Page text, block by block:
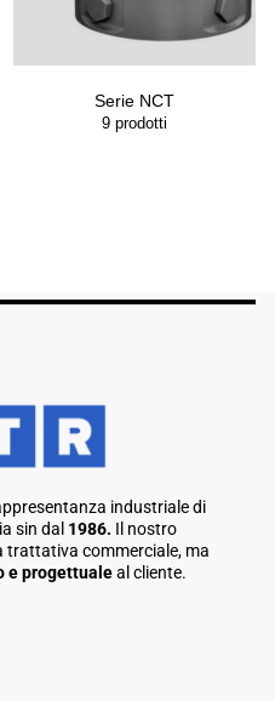
Serie NCT
9 prodotti
industriale di
sin dal 1986. Il nostro
trattativa commerciale, ma
e progettualeal cliente.